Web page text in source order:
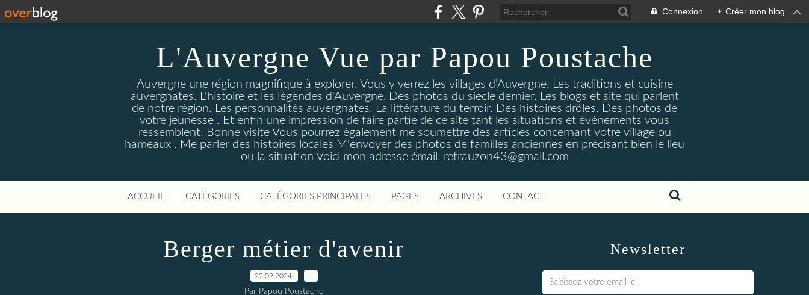
Connexion + Créer mon blog
L'Auvergne Vue par Papou Poustache
Auvergne une région magnifique à explorer. Vous y verrez les villages d'Auvergne. Les traditions et cuisine
auvergnates. L'histoire et les légendes d'Auvergne, Des photos du siècle dernier. Les blogs et site qui parlent
de notre région. Les personnalités auvergnates. La littérature du terroir. Des histoires drôles. Des photos de
votre jeunesse . Et enfin une impression de faire partie de ce site tant les situations et évènements vous
ressemblent. Bonne visite Vous pourrez également me soumettre des articles concernant votre village ou
hameaux . Me parler des histoires locales M'envoyer des photos de familles anciennes en précisant bien le lieu
ou la situation Voici mon adresse émail. retrauzon43@gmail.com
ACCUEIL CATÉGORIES CATÉGORIES PRINCIPALES PAGES ARCHIVES CONTACT
Berger métier d'avenir
22.09.2024
Par Papou Poustache
Newsletter